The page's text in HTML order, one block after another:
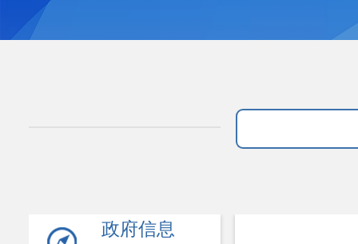
政府信息